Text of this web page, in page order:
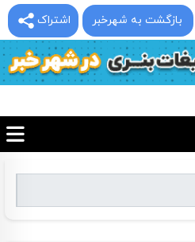
اشتراک بازگشت به شهرخبر